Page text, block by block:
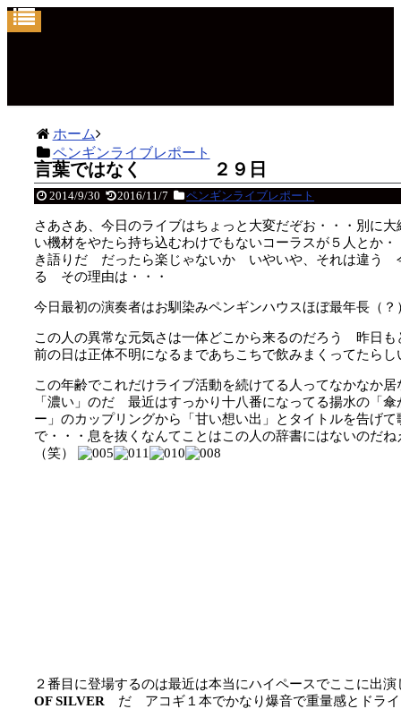
ホーム
ペンギンライブレポート
言葉ではなく ２９日
2014/9/30 2016/11/7 ペンギンライブレポート
さあさあ、今日のライブはちょっと大変だぞお・・・別に
い機材をやたら持ち込むわけでもないコーラスが５人とか
き語りだ だったら楽じゃないか いやいや、それは違う
る その理由は・・・
今日最初の演奏者はお馴染みペンギンハウスほぼ最年長（？
この人の異常な元気さは一体どこから来るのだろう 昨日
前の日は正体不明になるまであちこちで飲みまくってたらし
この年齢でこれだけライブ活動を続けてる人ってなかなか
「濃い」のだ 最近はすっかり十八番になってる揚水の「
ー」のカップリングから「甘い想い出」とタイトルを告げ
で・・・息を抜くなんてことはこの人の辞書にはないのだ
（笑）
２番目に登場するのは最近は本当にハイペースでここに出
OF SILVER だ アコギ１本でかなり爆音で重量感とドライ